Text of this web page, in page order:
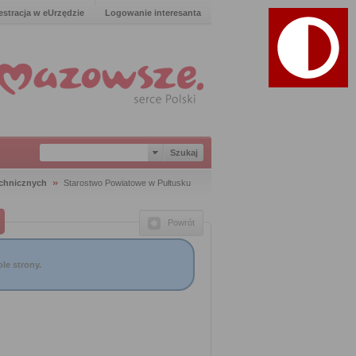
w eUrzędzie Logowanie interesanta
Starostwo Powiatowe w Pułtusku
Powrót
strony.